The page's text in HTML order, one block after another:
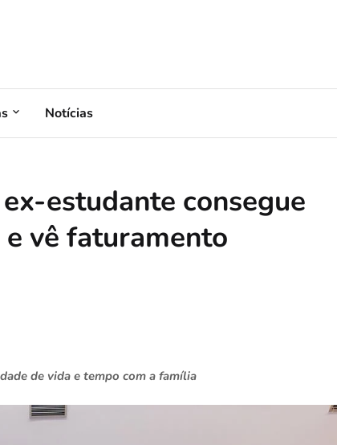
Notícias
estudante consegue
vê faturamento
de vida e tempo com a família